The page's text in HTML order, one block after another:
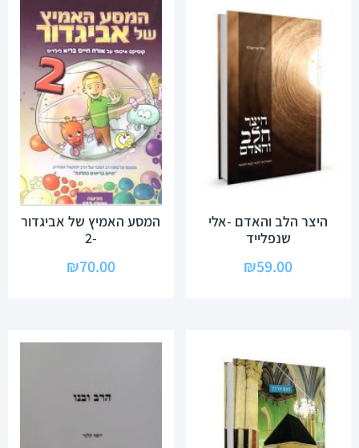
היצר הלב והאדם -אלי
שנפלייד
₪59.00
המסע האמיץ של אביגדור
-2
₪70.00